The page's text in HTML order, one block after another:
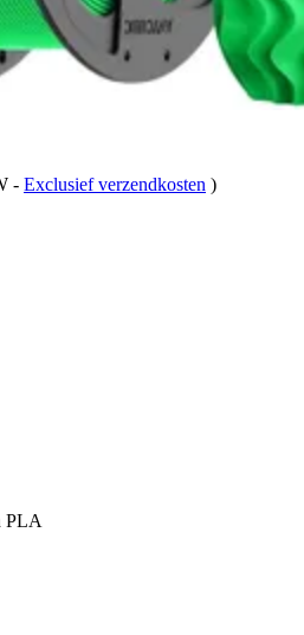
- Exclusief verzendkosten )
PLA